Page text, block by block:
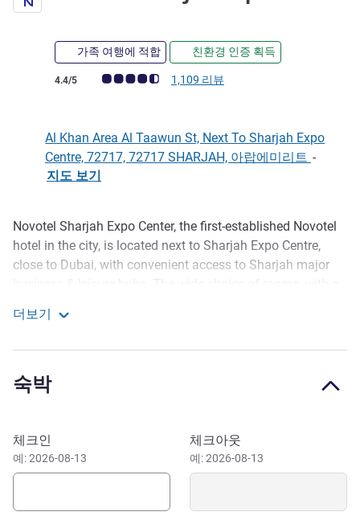
가족 여행에 적합 친환경 인증 획득
고객 평점 (ALL 평가)
4.4/5 1,109 리뷰
Al Khan Area Al Taawun St, Next To Sharjah Expo
Centre, 72717, 72717 SHARJAH, 아랍에미리트 -
지도 보기
호텔설명
Novotel Sharjah Expo Center, the first-established Novotel
hotel in the city, is located next to Sharjah Expo Centre,
close to Dubai, with convenient access to Sharjah major
freedom to experience their stay to the max and enjoy a
Arabic restaurant.
easily recognizable and accessible, offers a breathtaking
view of Al-Khan lagoon. it is conveniently located next to
Sharjah Expo Centre where all major events take place all
excellent location, just off Dubai border, with only 15 min'
더보기
숙박
이 호텔 예약하기
체크인
예: 2026-08-13
체크아웃
예: 2026-08-13